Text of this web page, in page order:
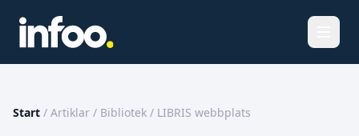
Start / Artiklar / Bibliotek / LIBRIS webbplats